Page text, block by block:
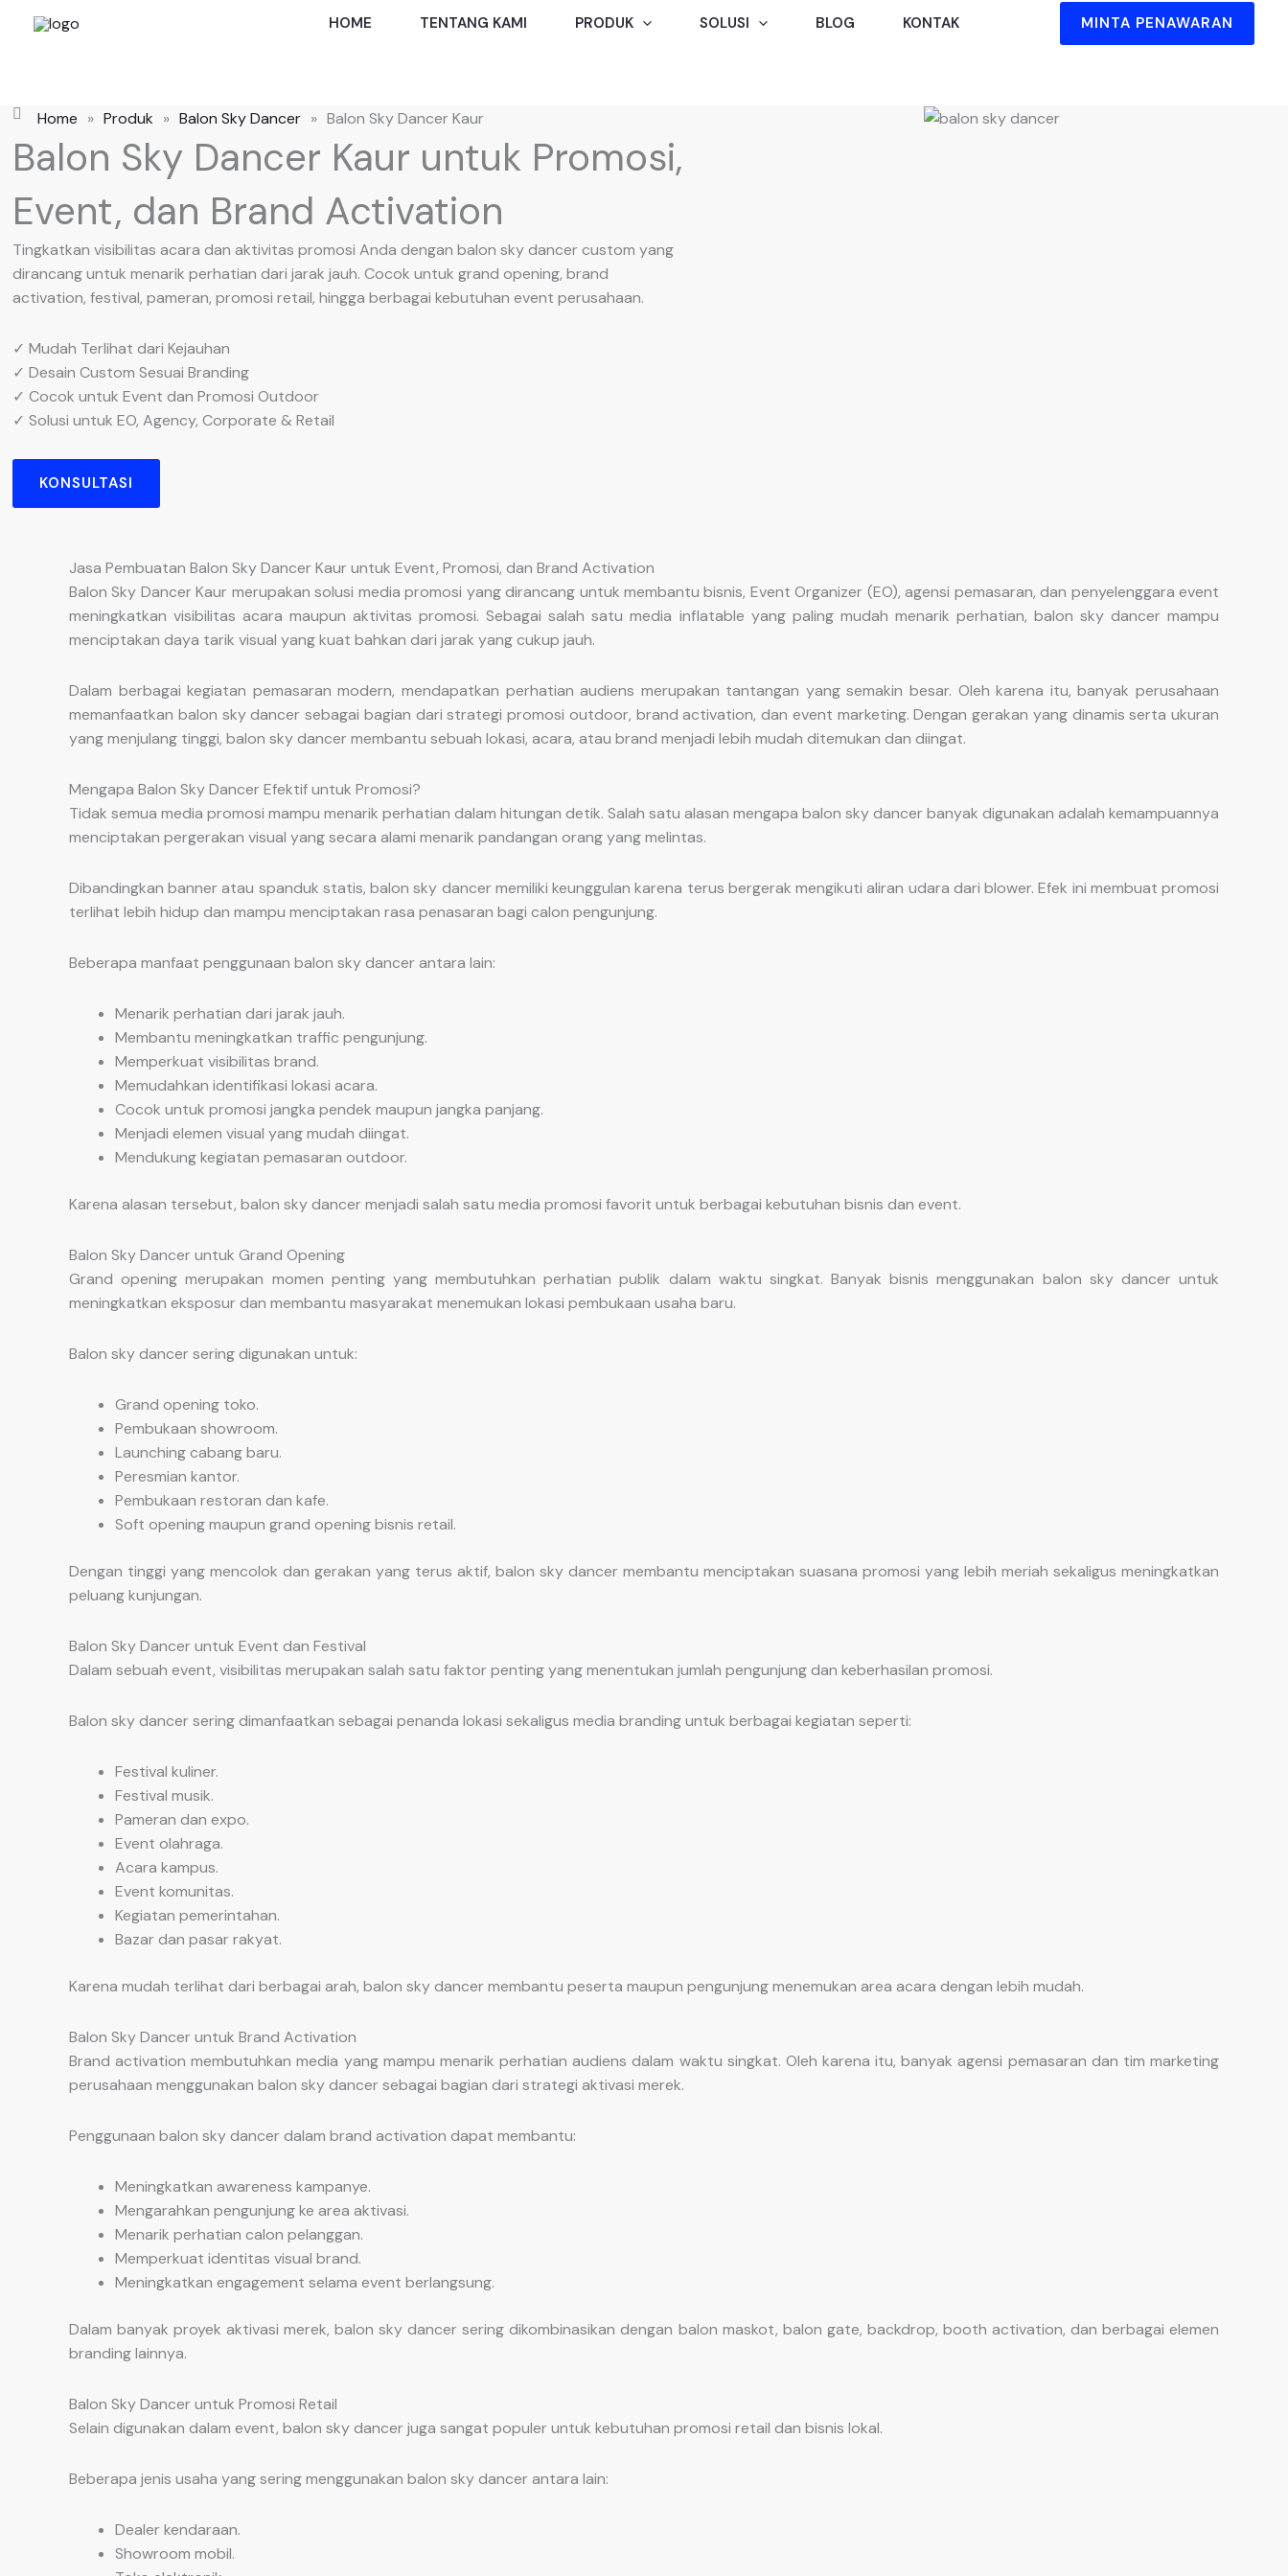
HOME TENTANG KAMI PRODUK SOLUSI BLOG KONTAK MINTA PENAWARAN
Home » Produk » Balon Sky Dancer » Balon Sky Dancer Kaur
Balon Sky Dancer Kaur untuk Promosi,
Event, dan Brand Activation
Tingkatkan visibilitas acara dan aktivitas promosi Anda dengan balon sky dancer custom yang
dirancang untuk menarik perhatian dari jarak jauh. Cocok untuk grand opening, brand
activation, festival, pameran, promosi retail, hingga berbagai kebutuhan event perusahaan.
✓ Mudah Terlihat dari Kejauhan
✓ Desain Custom Sesuai Branding
✓ Cocok untuk Event dan Promosi Outdoor
✓ Solusi untuk EO, Agency, Corporate & Retail
KONSULTASI
Jasa Pembuatan Balon Sky Dancer Kaur untuk Event, Promosi, dan Brand Activation
Balon Sky Dancer Kaur merupakan solusi media promosi yang dirancang untuk membantu bisnis, Event Organizer (EO), agensi pemasaran, dan penyelenggara event
meningkatkan visibilitas acara maupun aktivitas promosi. Sebagai salah satu media inflatable yang paling mudah menarik perhatian, balon sky dancer mampu
menciptakan daya tarik visual yang kuat bahkan dari jarak yang cukup jauh.
Dalam berbagai kegiatan pemasaran modern, mendapatkan perhatian audiens merupakan tantangan yang semakin besar. Oleh karena itu, banyak perusahaan
memanfaatkan balon sky dancer sebagai bagian dari strategi promosi outdoor, brand activation, dan event marketing. Dengan gerakan yang dinamis serta ukuran
yang menjulang tinggi, balon sky dancer membantu sebuah lokasi, acara, atau brand menjadi lebih mudah ditemukan dan diingat.
Mengapa Balon Sky Dancer Efektif untuk Promosi?
Tidak semua media promosi mampu menarik perhatian dalam hitungan detik. Salah satu alasan mengapa balon sky dancer banyak digunakan adalah kemampuannya
menciptakan pergerakan visual yang secara alami menarik pandangan orang yang melintas.
Dibandingkan banner atau spanduk statis, balon sky dancer memiliki keunggulan karena terus bergerak mengikuti aliran udara dari blower. Efek ini membuat promosi
terlihat lebih hidup dan mampu menciptakan rasa penasaran bagi calon pengunjung.
Beberapa manfaat penggunaan balon sky dancer antara lain:
Menarik perhatian dari jarak jauh.
Membantu meningkatkan traffic pengunjung.
Memperkuat visibilitas brand.
Memudahkan identifikasi lokasi acara.
Cocok untuk promosi jangka pendek maupun jangka panjang.
Menjadi elemen visual yang mudah diingat.
Mendukung kegiatan pemasaran outdoor.
Karena alasan tersebut, balon sky dancer menjadi salah satu media promosi favorit untuk berbagai kebutuhan bisnis dan event.
Balon Sky Dancer untuk Grand Opening
Grand opening merupakan momen penting yang membutuhkan perhatian publik dalam waktu singkat. Banyak bisnis menggunakan balon sky dancer untuk
meningkatkan eksposur dan membantu masyarakat menemukan lokasi pembukaan usaha baru.
Balon sky dancer sering digunakan untuk:
Grand opening toko.
Pembukaan showroom.
Launching cabang baru.
Peresmian kantor.
Pembukaan restoran dan kafe.
Soft opening maupun grand opening bisnis retail.
Dengan tinggi yang mencolok dan gerakan yang terus aktif, balon sky dancer membantu menciptakan suasana promosi yang lebih meriah sekaligus meningkatkan
peluang kunjungan.
Balon Sky Dancer untuk Event dan Festival
Dalam sebuah event, visibilitas merupakan salah satu faktor penting yang menentukan jumlah pengunjung dan keberhasilan promosi.
Balon sky dancer sering dimanfaatkan sebagai penanda lokasi sekaligus media branding untuk berbagai kegiatan seperti:
Festival kuliner.
Festival musik.
Pameran dan expo.
Event olahraga.
Acara kampus.
Event komunitas.
Kegiatan pemerintahan.
Bazar dan pasar rakyat.
Karena mudah terlihat dari berbagai arah, balon sky dancer membantu peserta maupun pengunjung menemukan area acara dengan lebih mudah.
Balon Sky Dancer untuk Brand Activation
Brand activation membutuhkan media yang mampu menarik perhatian audiens dalam waktu singkat. Oleh karena itu, banyak agensi pemasaran dan tim marketing
perusahaan menggunakan balon sky dancer sebagai bagian dari strategi aktivasi merek.
Penggunaan balon sky dancer dalam brand activation dapat membantu:
Meningkatkan awareness kampanye.
Mengarahkan pengunjung ke area aktivasi.
Menarik perhatian calon pelanggan.
Memperkuat identitas visual brand.
Meningkatkan engagement selama event berlangsung.
Dalam banyak proyek aktivasi merek, balon sky dancer sering dikombinasikan dengan balon maskot, balon gate, backdrop, booth activation, dan berbagai elemen
branding lainnya.
Balon Sky Dancer untuk Promosi Retail
Selain digunakan dalam event, balon sky dancer juga sangat populer untuk kebutuhan promosi retail dan bisnis lokal.
Beberapa jenis usaha yang sering menggunakan balon sky dancer antara lain:
Dealer kendaraan.
Showroom mobil.